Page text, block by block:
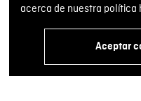
acerca de nuestra política
Aceptar
Historia de la marca
Mapa del sitio